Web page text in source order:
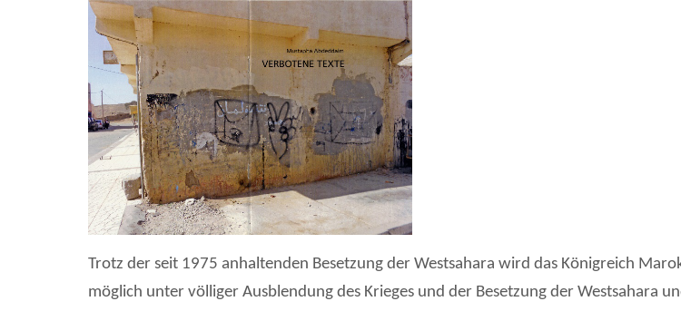
Trotz der seit 1975 anhaltenden Besetzung der Westsahara wird das Königreich
möglich unter völliger Ausblendung des Krieges und der Besetzung der Westsahara